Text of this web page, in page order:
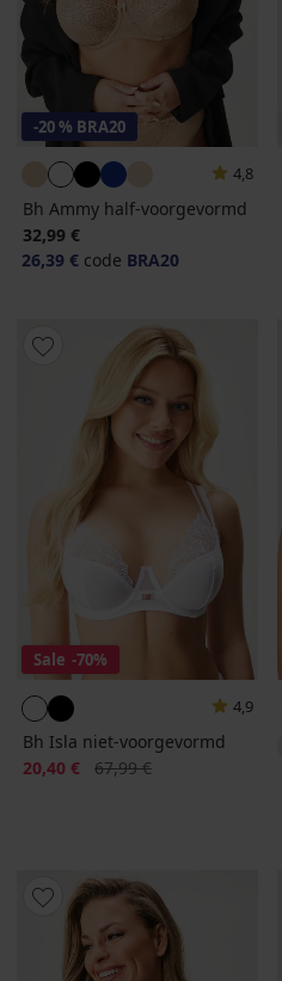
-20 % BRA20
4,8
Bh Ammy half-voorgevormd
32,99 €
26,39 € code BRA20
Sale -70%
4,9
Bh Isla niet-voorgevormd
Korting
20,40 € Oorspronkelijke prijs
67,99 €